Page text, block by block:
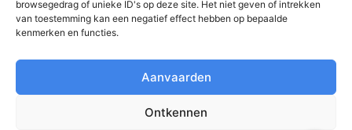
browsegedrag of unieke ID's op deze site. Het niet geven of intrekken
van toestemming kan een negatief effect hebben op bepaalde
kenmerken en functies.
Aanvaarden
Ontkennen
a
e
n
t
h
t